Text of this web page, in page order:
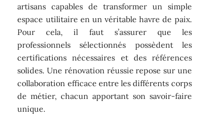
artisans capables de transformer un simple
espace utilitaire en un véritable havre de paix.
Pour cela, il faut s’assurer que les
professionnels sélectionnés possèdent les
certifications nécessaires et des références
solides. Une rénovation réussie repose sur une
collaboration efficace entre les différents corps
de métier, chacun apportant son savoir-faire
unique.